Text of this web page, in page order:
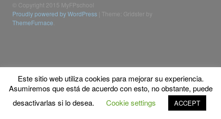
© Copyright 2015 MyFPschool
Proudly powered by WordPress Theme: Gridster by
ThemeFurnace
Este sitio web utiliza cookies para mejorar su experiencia.
Asumiremos que está de acuerdo con esto, no obstante, puede
desactivarlas si lo desea.
Cookie settings ACCEPT